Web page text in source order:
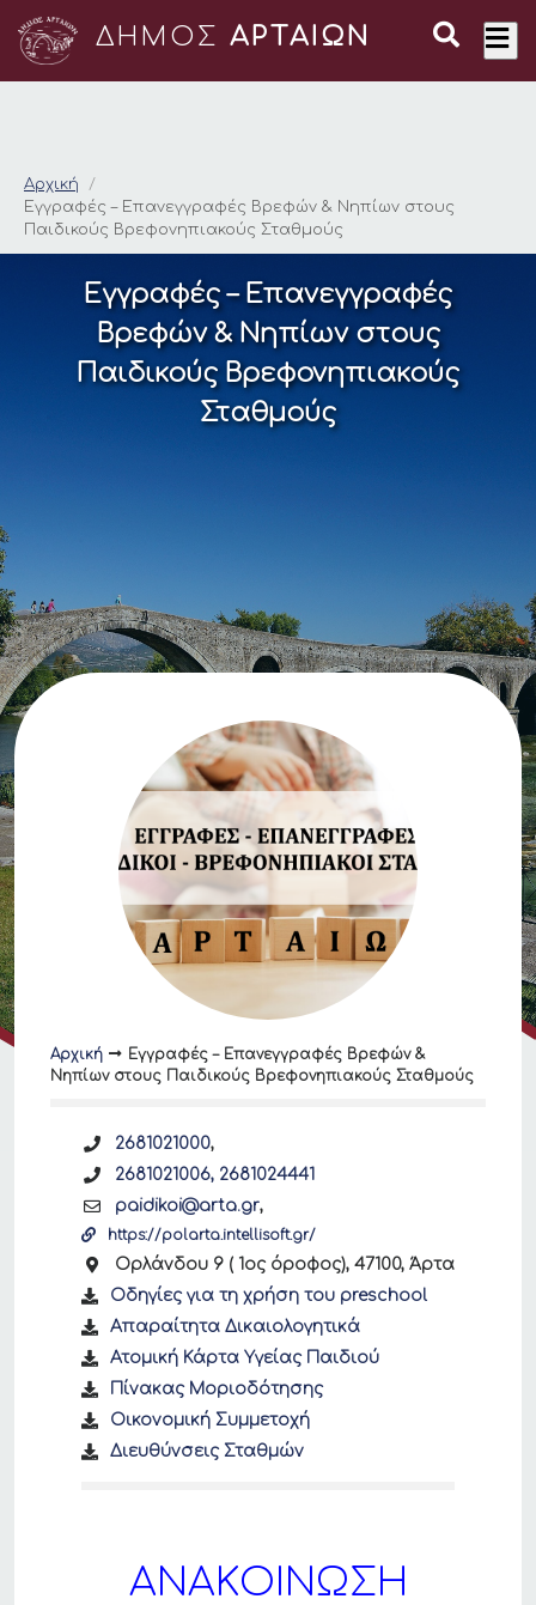
ΔΗΜΟΣ ΑΡΤΑΙΩΝ
Εγγραφές –
Αρχική
Εγγραφές – Επανεγγραφές Βρεφών & Νηπίων στους
Παιδικούς Βρεφονηπιακούς Σταθμούς
Εγγραφές – Επανεγγραφές
Βρεφών & Νηπίων στους
Παιδικούς Βρεφονηπιακούς
Σταθμούς
Αρχική
Εγγραφές – Επανεγγραφές Βρεφών &
Νηπίων στους Παιδικούς Βρεφονηπιακούς Σταθμούς
2681021000,
2681021006, 2681024441
paidikoi@arta.gr,
https://polarta.intellisoft.gr/
Ορλάνδου 9 ( 1ος όροφος), 47100, Άρτα
Οδηγίες για τη χρήση του preschool
Απαραίτητα Δικαιολογητικά
Ατομική Κάρτα Υγείας Παιδιού
Πίνακας Μοριοδότησης
Οικονομική Συμμετοχή
Διευθύνσεις Σταθμών
ΑΝΑΚΟΙΝΩΣΗ